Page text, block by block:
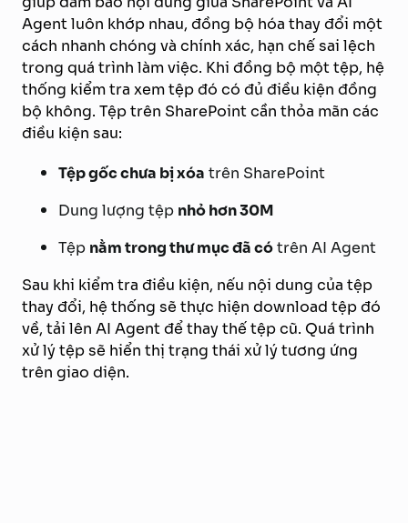
Agent luôn khớp nhau, đồng bộ hóa thay đổi một
cách nhanh chóng và chính xác, hạn chế sai lệch
trong quá trình làm việc. Khi đồng bộ một tệp, hệ
thống kiểm tra xem tệp đó có đủ điều kiện đồng
bộ không. Tệp trên SharePoint cần thỏa mãn các
điều kiện sau:
Tệp gốc chưa bị xóa trên SharePoint
Dung lượng tệp nhỏ hơn 30M
Tệp nằm trong thư mục đã cótrên AI Agent
Sau khi kiểm tra điều kiện, nếu nội dung của tệp
thay đổi, hệ thống sẽ thực hiện download tệp đó
về, tải lên AI Agent để thay thế tệp cũ. Quá trình
xử lý tệp sẽ hiển thị trạng thái xử lý tương ứng
trên giao diện.